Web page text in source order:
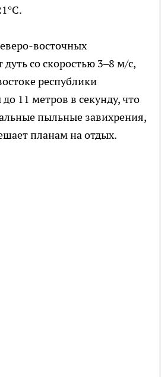
восточных
со скоростью 3–8 м/с,
республики
11 метров в секунду, что
пыльные завихрения,
планам на отдых.